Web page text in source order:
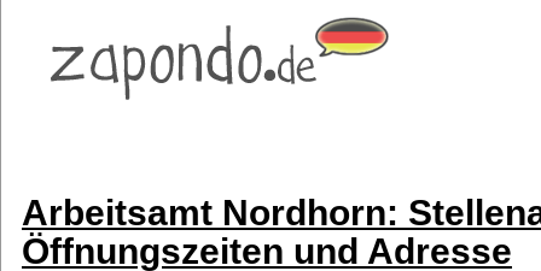
Arbeitsamt Nordhorn:
Öffnungszeiten und Adresse